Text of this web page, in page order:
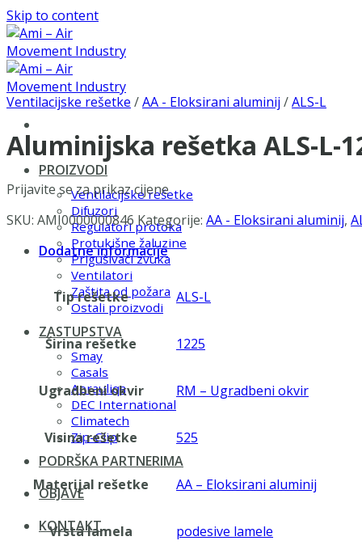
Skip to content
PROIZVODI
Ventilacijske rešetke
Difuzori
Regulatori protoka
Protukišne žaluzine
Prigušivači zvuka
Ventilatori
Zaštita od požara
Ostali proizvodi
ZASTUPSTVA
Smay
Casals
Aerauliqa
DEC International
Climatech
Zip-Clip
PODRŠKA PARTNERIMA
OBJAVE
KONTAKT
Ventilacijske rešetke /AA - Eloksirani aluminij /ALS-L
Aluminijska rešetka ALS-L-
Prijavite se za prikaz cijene
SKU: AMI0000000846 Kategorije: AA - Eloksirani aluminij,
Dodatne informacije
Tip rešetke ALS-L
Širina rešetke 1225
Ugradbeni okvir RM – Ugradbeni okvir
Visina rešetke 525
Materijal rešetke AA – Eloksirani aluminij
Vrsta lamela podesive lamele